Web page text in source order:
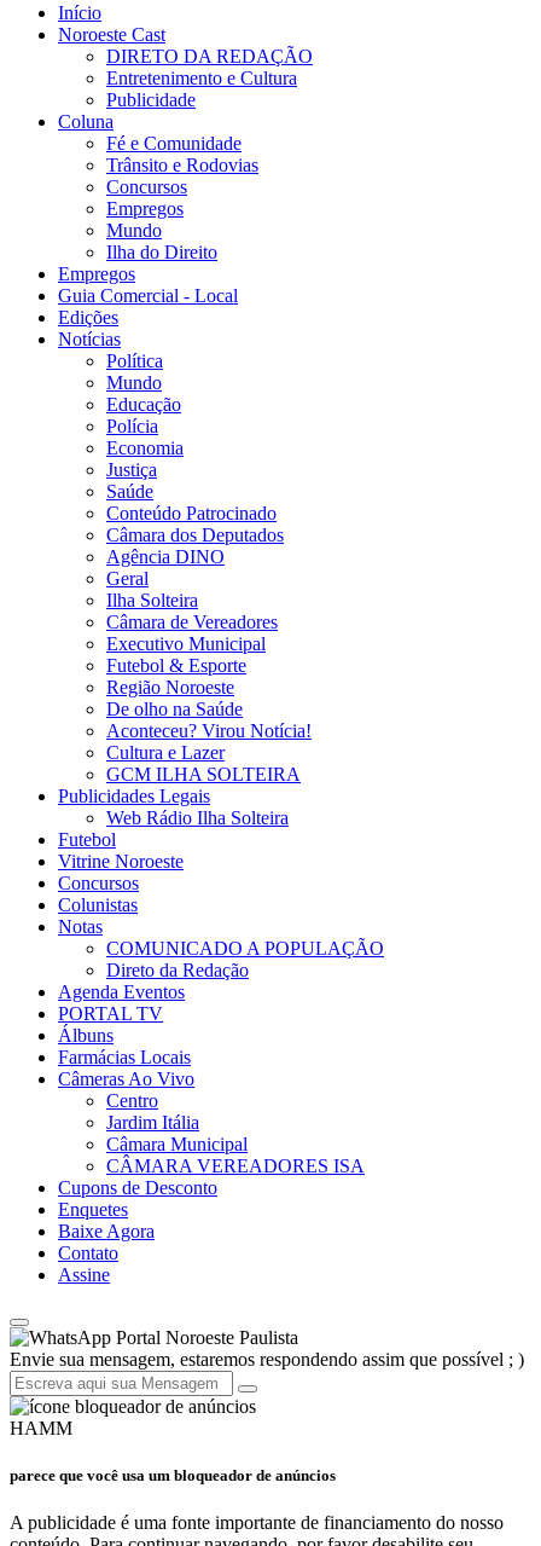
Início
Noroeste Cast
DIRETO DA REDAÇÃO
Entretenimento e Cultura
Publicidade
Coluna
Fé e Comunidade
Trânsito e Rodovias
Concursos
Empregos
Mundo
Ilha do Direito
Empregos
Guia Comercial - Local
Edições
Notícias
Política
Mundo
Educação
Polícia
Economia
Justiça
Saúde
Conteúdo Patrocinado
Câmara dos Deputados
Agência DINO
Geral
Ilha Solteira
Câmara de Vereadores
Executivo Municipal
Futebol & Esporte
Região Noroeste
De olho na Saúde
Aconteceu? Virou Notícia!
Cultura e Lazer
GCM ILHA SOLTEIRA
Publicidades Legais
Web Rádio Ilha Solteira
Futebol
Vitrine Noroeste
Concursos
Colunistas
Notas
COMUNICADO A POPULAÇÃO
Direto da Redação
Agenda Eventos
PORTAL TV
Álbuns
Farmácias Locais
Câmeras Ao Vivo
Centro
Jardim Itália
Câmara Municipal
CÂMARA VEREADORES ISA
Cupons de Desconto
Enquetes
Baixe Agora
Contato
Assine
Portal Noroeste Paulista
Envie sua mensagem, estaremos respondendo assim que possível ; )
HAMM
parece que você usa um bloqueador de anúncios
A publicidade é uma fonte importante de financiamento do nosso